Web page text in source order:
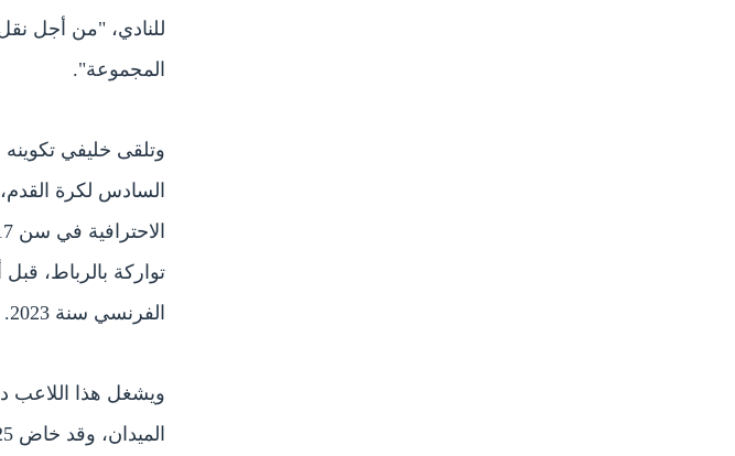
للنادي، "من أجل
المجموعة".
وتلقى خليفي
السادس لكرة
تواركة بالرباط،
الفرنسي سنة 2023.
ويشغل هذا اللاعب